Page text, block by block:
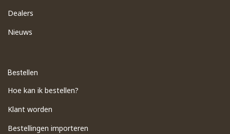
Dealers
Nieuws
Bestellen
Hoe kan ik bestellen?
Klant worden
Bestellingen importeren